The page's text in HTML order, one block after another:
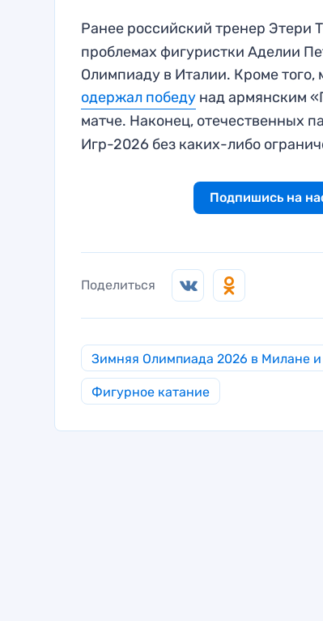
Ранее российский тренер Этери
проблемах фигуристки Аделии
Олимпиаду в Италии. Кроме того,
одержал победу над армянским
матче. Наконец, отечественных
Игр-2026 без каких-либо
Подпишись на
Поделиться
Зимняя Олимпиада 2026 в Милане
Фигурное катание